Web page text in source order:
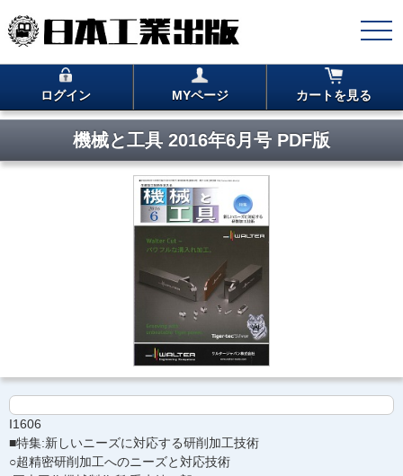
ログイン MYページ カートを見る
機械と工具 2016年6月号 PDF版
I1606
■特集:新しいニーズに対応する研削加工技術
○超精密研削加工へのニーズと対応技術